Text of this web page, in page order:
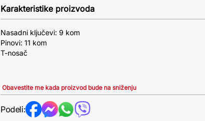
Karakteristike proizvoda
Nasadni ključevi: 9 kom
Pinovi: 11 kom
T-nosač
Obavestite me kada proizvod bude na sniženju
Podeli: